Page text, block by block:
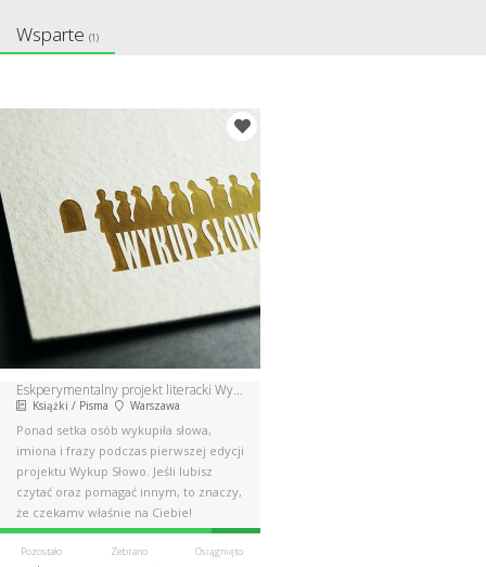
Wsparte (1)
Eskperymentalny projekt literacki Wykup Słowo - 2 edycja
Książki / Pisma Warszawa
Ponad setka osób wykupiła słowa,
imiona i frazy podczas pierwszej edycji
projektu Wykup Słowo. Jeśli lubisz
czytać oraz pomagać innym, to znaczy,
że czekamy właśnie na Ciebie!
Pozostało Zebrano Osiągnięto